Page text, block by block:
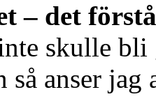
– det
skulle bli
anser